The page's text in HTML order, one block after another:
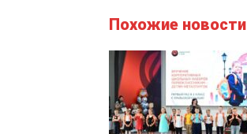
Похожие новости